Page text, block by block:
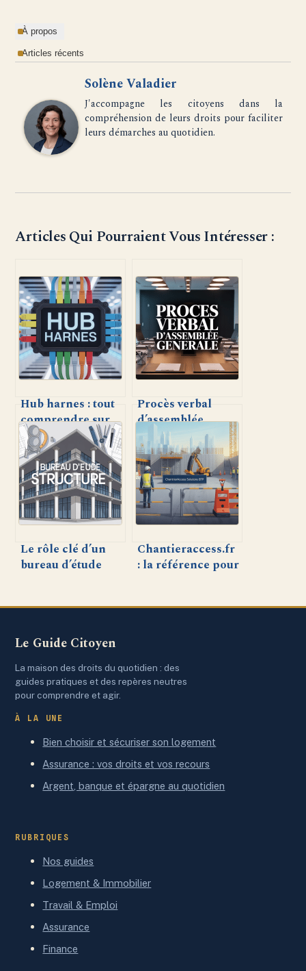
À propos
Articles récents
Solène Valadier
J'accompagne les citoyens dans la
compréhension de leurs droits pour faciliter
leurs démarches au quotidien.
Articles Qui Pourraient Vous Intéresser :
Hub harnes : tout
comprendre sur
l’accessoire clé
pour
l’électronique
embarquée
Procès verbal
d’assemblée
générale :
l’essentiel pour
rédiger un
document
irréprochable
Le rôle clé d’un
bureau d’étude
construction
Chantieraccess.fr
: la référence pour
chantiers en toute
Le Guide Citoyen
La maison des droits du quotidien : des
guides pratiques et des repères neutres
pour comprendre et agir.
À LA UNE
Bien choisir et sécuriser son logement
Assurance : vos droits et vos recours
Argent, banque et épargne au quotidien
RUBRIQUES
Nos guides
Logement & Immobilier
Travail & Emploi
Assurance
Finance